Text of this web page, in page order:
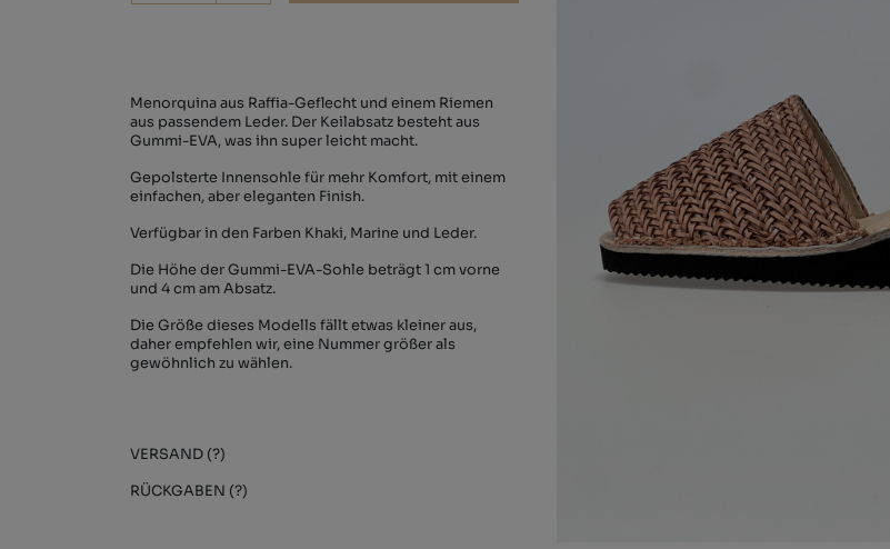
Menorquina aus Raffia-Geflecht und einem Riemen
aus passendem Leder. Der Keilabsatz besteht aus
Gummi-EVA, was ihn super leicht macht.
Gepolsterte Innensohle für mehr Komfort, mit einem
einfachen, aber eleganten Finish.
Verfügbar in den Farben Khaki, Marine und Leder.
Die Höhe der Gummi-EVA-Sohle beträgt 1 cm vorne
und 4 cm am Absatz.
Die Größe dieses Modells fällt etwas kleiner aus,
daher empfehlen wir, eine Nummer größer als
gewöhnlich zu wählen.
VERSAND (?)
RÜCKGABEN (?)